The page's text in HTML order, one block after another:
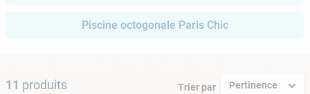
Piscine octogonale Paris Chic
11 produits Trier par Pertinence
ph moins